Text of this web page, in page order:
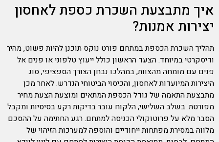
איך מתבצעת השכרת כספת לאחסון
יצירות אמנות?
תהליך השכרת הכספת במתחם פורט נוקס תוכנן להיות פשוט, מהיר
ודיסקרטי במיוחד. הצעד הראשון כולל ייעוץ טלפוני או פנים אל
פנים עם מומחה מהצוות, במהלכו נבחן הצורך הספציפי, סוג
היצירות המיועדות לאחסון, והכיסוי הביטוחי הנדרש. לאחר מכן
מתבצעת התאמה של גודל הכספת המתאים ומוצעת הצעת מחיר
מפורטת. בשלב השלישי, הלקוח עובר בדיקות רקע בסיסיות ומקבל
הסבר מלא על פרוטוקולי הכניסה למתחם. רגע החתימה על ההסכם
מלווה במסירת מפתחות ייחודיים והוספה למערכות הזיהוי של